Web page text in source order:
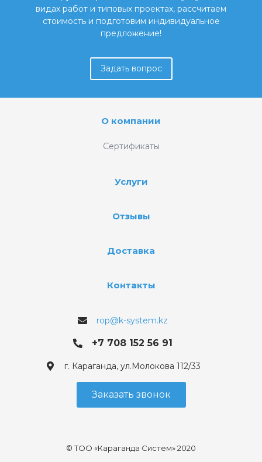
видах работ и типовых проектах, рассчитаем
стоимость и подготовим индивидуальное
предложение!
Задать вопрос
О компании
Сертификаты
Услуги
Отзывы
Доставка
Контакты
rop@k-system.kz
+7 708 152 56 91
г. Караганда, ул.Молокова 112/33
Заказать звонок
© ТОО «Караганда Систем» 2020